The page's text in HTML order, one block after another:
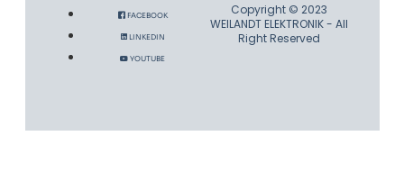
FACEBOOK
LINKEDIN
YOUTUBE
Copyright © 2023
WEILANDT ELEKTRONIK - All
Right Reserved